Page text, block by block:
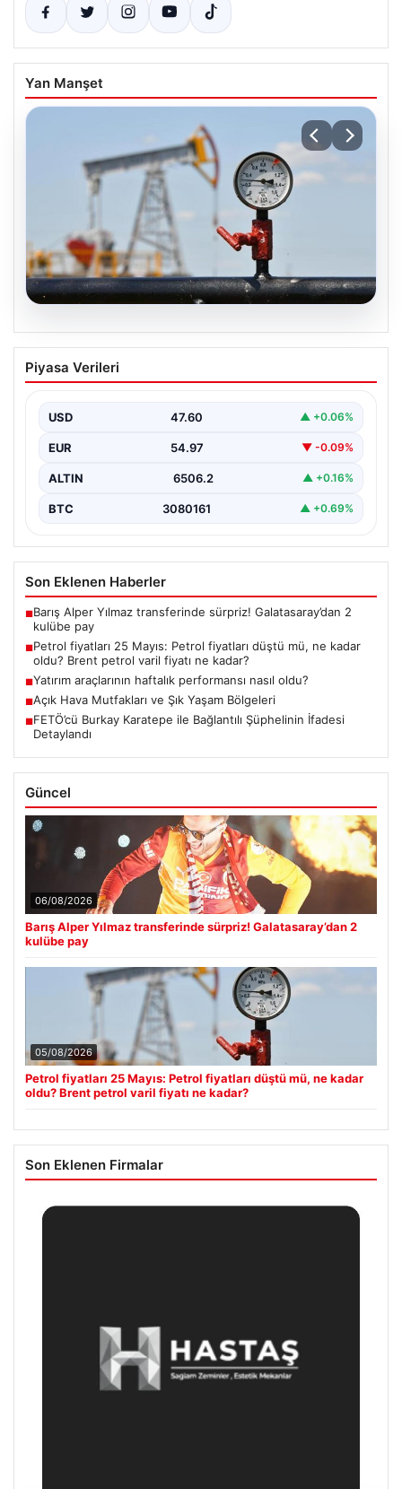
Yan Manşet
Petrol fiyatları 25 Mayıs: Petrol fiyatları
düştü mü, ne kadar oldu? Brent petrol
Piyasa Verileri
USD 47.60 ▲ +0.06%
EUR 54.97 ▼ -0.09%
ALTIN 6506.2 ▲ +0.16%
BTC 3080161 ▲ +0.69%
Son Eklenen Haberler
■Barış Alper Yılmaz transferinde sürpriz! Galatasaray’dan 2
kulübe pay
■Petrol fiyatları 25 Mayıs: Petrol fiyatları düştü mü, ne kadar
oldu? Brent petrol varil fiyatı ne kadar?
■Yatırım araçlarının haftalık performansı nasıl oldu?
■Açık Hava Mutfakları ve Şık Yaşam Bölgeleri
■FETÖ’cü Burkay Karatepe ile Bağlantılı Şüphelinin İfadesi
Detaylandı
Güncel
06/08/2026
Barış Alper Yılmaz transferinde sürpriz! Galatasaray’dan 2
kulübe pay
05/08/2026
Petrol fiyatları 25 Mayıs: Petrol fiyatları düştü mü, ne kadar
oldu? Brent petrol varil fiyatı ne kadar?
Son Eklenen Firmalar